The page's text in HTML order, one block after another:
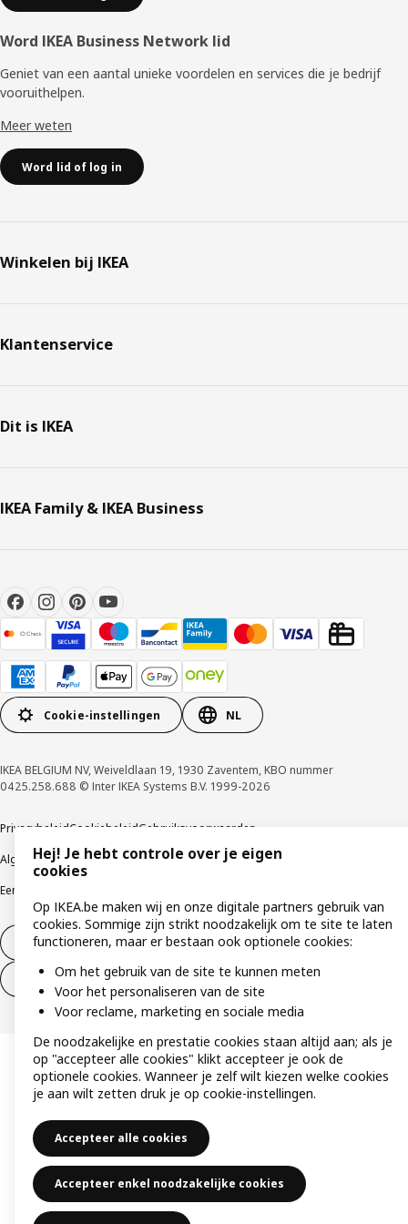
Word IKEA Business Network lid
Geniet van een aantal unieke voordelen en services die je bedrijf
vooruithelpen. ​
Meer weten
Word lid of log in
Winkelen bij IKEA
Klantenservice
Dit is IKEA
IKEA Family & IKEA Business
Cookie-instellingen NL
IKEA BELGIUM NV, Weiveldlaan 19, 1930 Zaventem, KBO nummer
0425.258.688 © Inter IKEA Systems B.V. 1999-2026
PrivacybeleidCookiebeleidGebruiksvoorwaarden
Algemene contractvoorwaardenResponsible Disclosure Program
Een etische bezorgdheid uiten
Herroeping van contract
Herroeping van contract (services)
Hej! Je hebt controle over je eigen
cookies
Op IKEA.be maken wij en onze digitale partners gebruik van
cookies. Sommige zijn strikt noodzakelijk om te site te laten
functioneren, maar er bestaan ook optionele cookies:
Om het gebruik van de site te kunnen meten
Voor het personaliseren van de site
Voor reclame, marketing en sociale media
De noodzakelijke en prestatie cookies staan altijd aan; als je
op "accepteer alle cookies" klikt accepteer je ook de
optionele cookies. Wanneer je zelf wilt kiezen welke cookies
je aan wilt zetten druk je op cookie-instellingen.
Accepteer alle cookies
Accepteer enkel noodzakelijke cookies